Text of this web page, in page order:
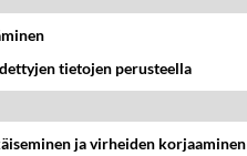
tietojen perusteella
ja virheiden korjaaminen